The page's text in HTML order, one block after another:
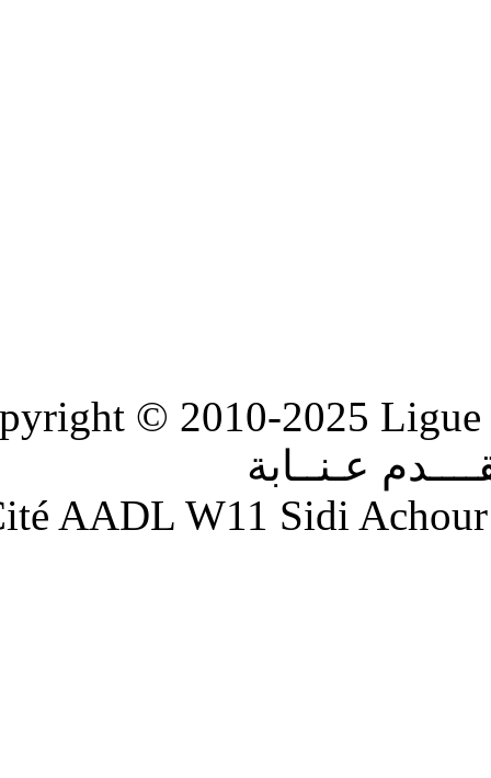
Copyright © 2010-
Adresse : Cité AADL W11